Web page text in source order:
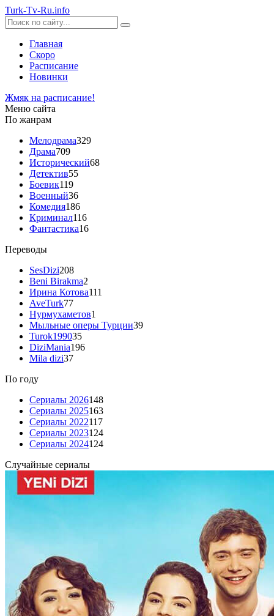
Turk-Tv-Ru.info
Главная
Скоро
Расписание
Новинки
Жмяк на расписание!
Меню сайта
По жанрам
Мелодрама329
Драма709
Исторический68
Детектив55
Боевик119
Военный36
Комедия186
Криминал116
Фантастика16
Переводы
SesDizi208
Beni Birakma2
Ирина Котова111
AveTurk77
Нурмухаметов1
Мыльные оперы Турции39
Turok199035
DiziMania196
Mila dizi37
По году
Сериалы 2026148
Сериалы 2025163
Сериалы 2022117
Сериалы 2023124
Сериалы 2024124
Случайные сериалы